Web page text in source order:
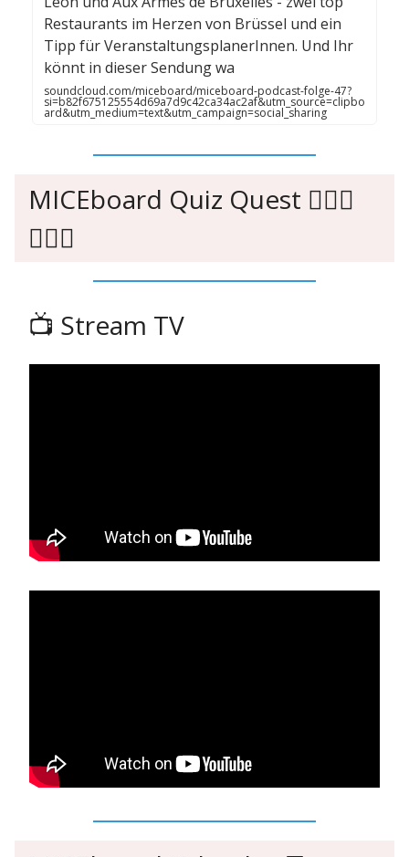
Restaurants im Herzen von Brüssel und ein
Tipp für VeranstaltungsplanerInnen. Und Ihr
könnt in dieser Sendung wa
soundcloud.com/miceboard/miceboard-podcast-folge-47?
si=b82f675125554d69a7d9c42ca34ac2af&utm_source=clipbo
ard&utm_medium=text&utm_campaign=social_sharing
MICEboard Quiz Quest 🙇🏻‍♂️
🙇🏼‍♀️
📺️ Stream TV